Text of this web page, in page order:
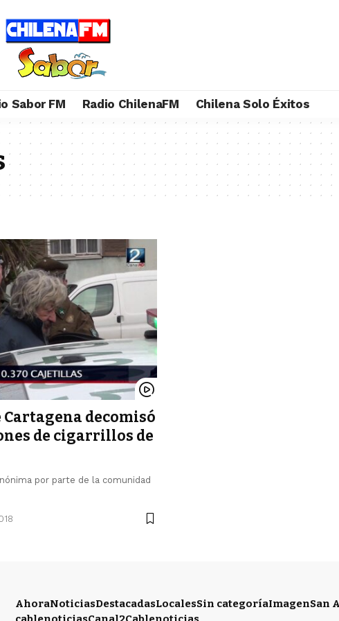
Sabor FM Radio ChilenaFM Chilena Solo Éxitos
decomisó
de cigarrillos de
por parte de la comunidad
AhoraNoticiasDestacadasLocalesSin categoríaImagenSan